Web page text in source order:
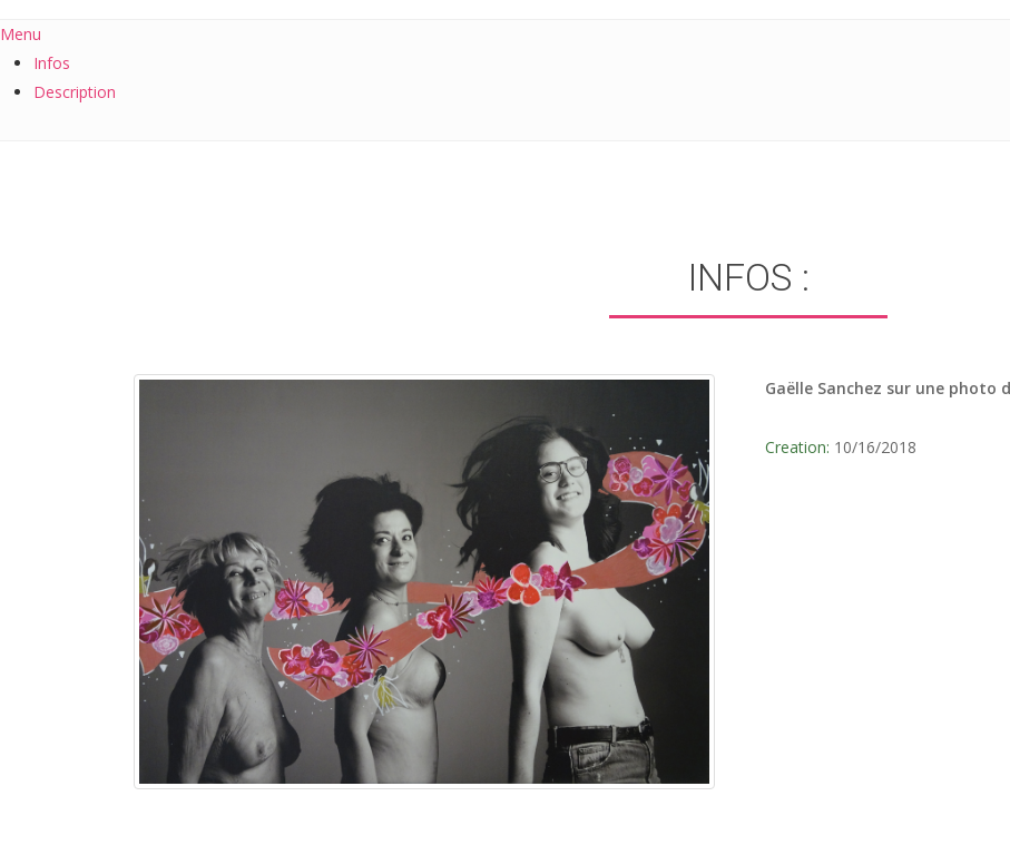
Menu
Infos
Description
INFOS :
Gaëlle Sanchez sur une photo
Creation: 10/16/2018